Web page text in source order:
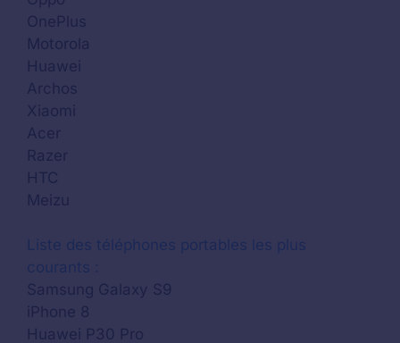
OnePlus
Motorola
Huawei
Archos
Xiaomi
Acer
Razer
HTC
Meizu
Liste des téléphones portables les plus
courants :
Samsung Galaxy S9
iPhone 8
Huawei P30 Pro